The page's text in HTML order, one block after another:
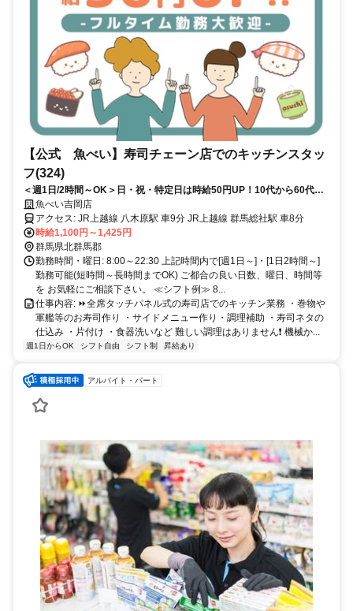
【公式 魚べい】寿司チェーン店でのキッチンスタッ
フ(324)
＜週1日/2時間～OK＞日・祝・特定日は時給50円UP！10代から60代ま
で幅広く活躍中！家庭や学校と両立可能♪未経験OK
魚べい吉岡店
アクセス: JR上越線 八木原駅 車9分 JR上越線 群馬総社駅 車8分
時給1,100円～1,425円
群馬県北群馬郡
勤務時間・曜日: 8:00～22:30 上記時間内で[週1日～]・[1日2時間～]
勤務可能(短時間～長時間までOK) ご都合の良い日数、曜日、時間等
を お気軽にご相談下さい。 ≪シフト例≫ 8...
仕事内容: ⏩全席タッチパネル式の寿司店でのキッチン業務 ・巻物や
軍艦等のお寿司作り ・サイドメニュー作り・調理補助 ・寿司ネタの
仕込み ・片付け ・食器洗いなど 難しい調理はありません❗ 機械か...
週1日からOK シフト自由 シフト制 昇給あり
アルバイト・パート